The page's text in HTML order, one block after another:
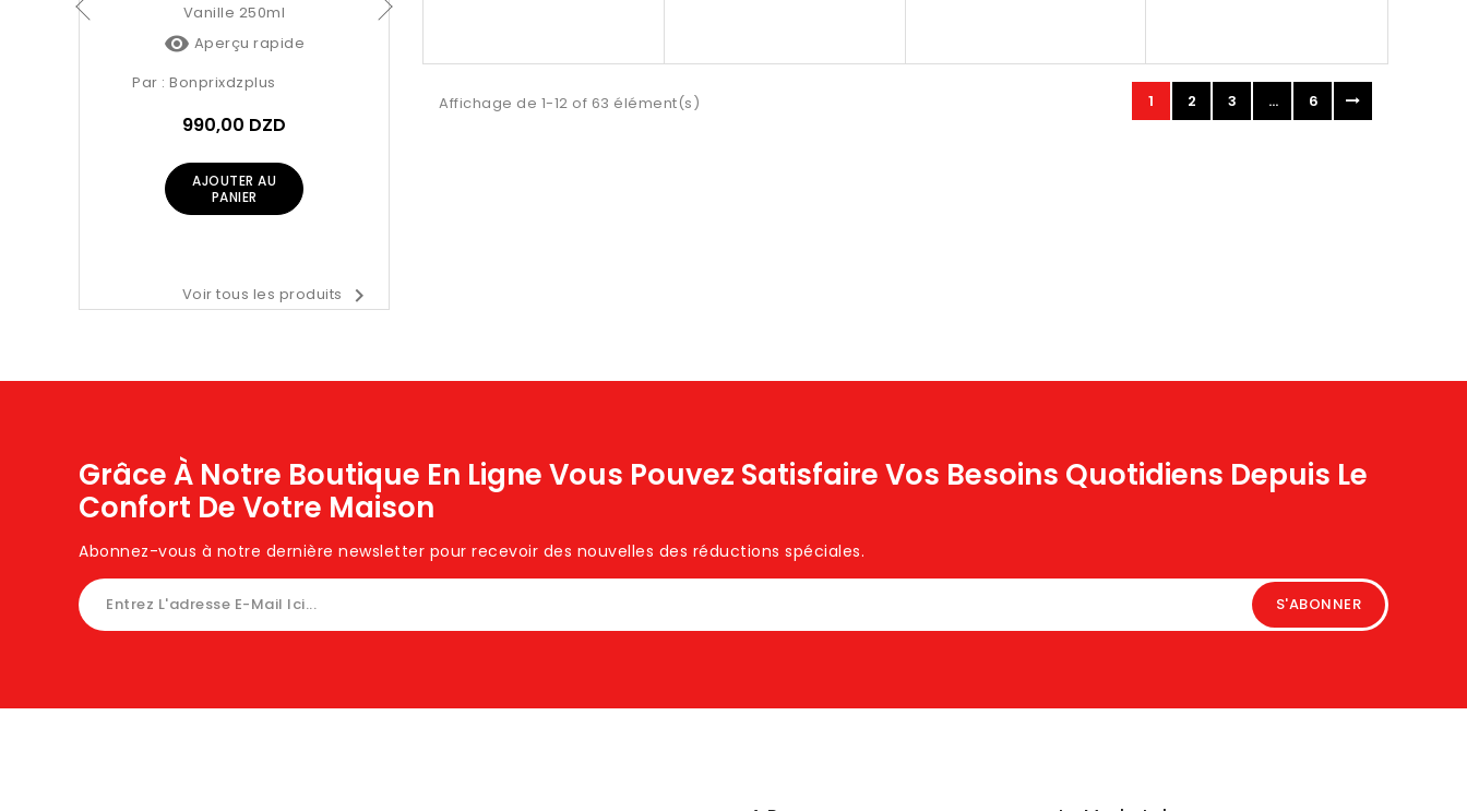
Vanille 250ml
 Aperçu rapide
Par : Bonprixdzplus
990,00 DZD
AJOUTER AU
PANIER
Voir tous les produits 
Affichage de 1-12 of 63 élément(s) 1 2 3 … 6
Grâce À Notre Boutique En Ligne Vous Pouvez Satisfaire Vos Besoins Quotidiens Depuis Le
Confort De Votre Maison
Abonnez-vous à notre dernière newsletter pour recevoir des nouvelles des réductions spéciales. ​